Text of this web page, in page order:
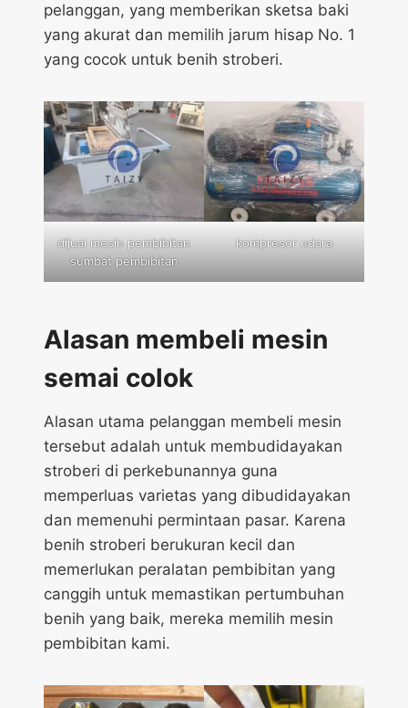
pelanggan, yang memberikan sketsa baki
yang akurat dan memilih jarum hisap No. 1
yang cocok untuk benih stroberi.
dijual mesin pembibitan
sumbat pembibitan
kompresor udara
Alasan membeli mesin
semai colok
Alasan utama pelanggan membeli mesin
tersebut adalah untuk membudidayakan
stroberi di perkebunannya guna
memperluas varietas yang dibudidayakan
dan memenuhi permintaan pasar. Karena
benih stroberi berukuran kecil dan
memerlukan peralatan pembibitan yang
canggih untuk memastikan pertumbuhan
benih yang baik, mereka memilih mesin
pembibitan kami.